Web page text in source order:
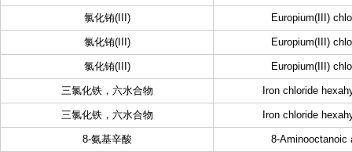
氯化铕(III) Europium(III)
氯化铕(III) Europium(III)
氯化铕(III) Europium(III)
三氯化铁，六水合物 Iron chloride
三氯化铁，六水合物 Iron chloride
8-氨基辛酸 8-Aminooctanoic